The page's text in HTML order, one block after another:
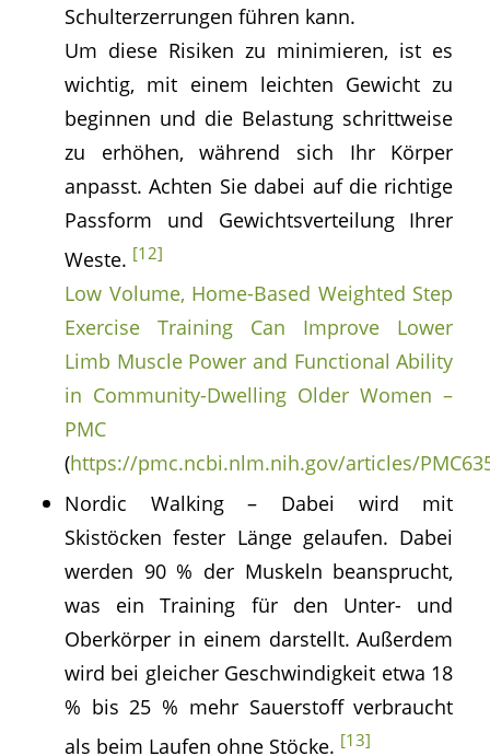
Schulterzerrungen führen kann.
Um diese Risiken zu minimieren, ist es
wichtig, mit einem leichten Gewicht zu
beginnen und die Belastung schrittweise
zu erhöhen, während sich Ihr Körper
anpasst. Achten Sie dabei auf die richtige
Passform und Gewichtsverteilung Ihrer
Weste. [12]
Low Volume, Home-Based Weighted Step
Exercise Training Can Improve Lower
Limb Muscle Power and Functional Ability
in Community-Dwelling Older Women –
PMC
(https://pmc.ncbi.nlm.nih.gov/articles/
Nordic Walking – Dabei wird mit
Skistöcken fester Länge gelaufen. Dabei
werden 90 % der Muskeln beansprucht,
was ein Training für den Unter- und
Oberkörper in einem darstellt. Außerdem
wird bei gleicher Geschwindigkeit etwa 18
% bis 25 % mehr Sauerstoff verbraucht
als beim Laufen ohne Stöcke. [13]